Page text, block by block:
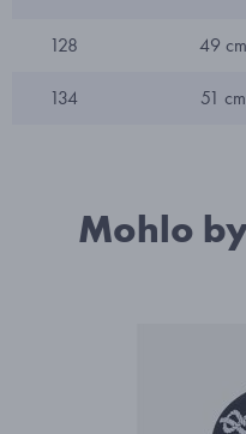
128 49 cm
134 51 cm
Mohlo